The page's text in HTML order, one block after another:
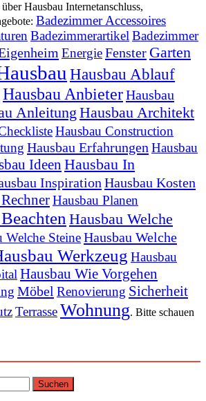
Hausbau Internetanschluss,
Badezimmer Accessoires
BadezimmerartikelBadezimmer
EnergieFenster Garten
Hausbau Ablauf
Hausbau AnbieterHausbau
Anleitung Hausbau Architekt
Hausbau Construction
Hausbau Erfahrungen Hausbau
Ideen Hausbau In
Inspiration Hausbau Kosten
Hausbau Planen
Hausbau Welche
Welche SteineHausbau Welche
Werkzeug Hausbau
Hausbau Wie Vorgehen
Möbel Renovierung Sicherheit
TerrasseWohnung. Bitte schauen